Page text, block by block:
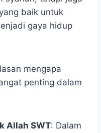
baik untuk
gaya hidup
mengapa
penting dalam
Allah SWT: Dalam